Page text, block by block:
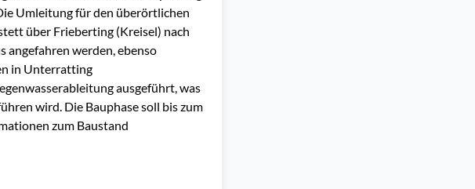
Umleitung für den überörtlichen
über Frieberting (Kreisel) nach
angefahren werden, ebenso
in Unterratting
ausgeführt, was
wird. Die Bauphase soll bis zum
zum Baustand